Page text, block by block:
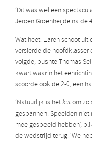
‘Dit was wel een
Jeroen Groenheijde na de
Wat heet. Laren schoot
versierde de hoofdklasser
volgde, pushte Thomas
kwart waarin het
scoorde ook de 2-0, een
‘Natuurlijk is hetkutom zo
gespannen. Speelden
mee gespeeld hebben’,
de wedstrijd terug. ‘We